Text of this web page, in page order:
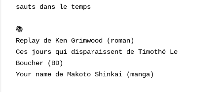
sauts dans le temps
📚
Replay de Ken Grimwood (roman)
Ces jours qui disparaissent de Timothé Le
Boucher (BD)
Your name de Makoto Shinkai (manga)